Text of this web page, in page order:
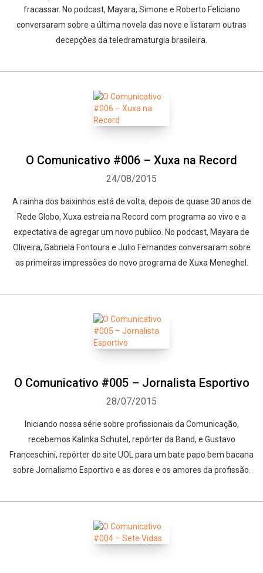
fracassar. No podcast, Mayara, Simone e Roberto Feliciano
conversaram sobre a última novela das nove e listaram outras
decepções da teledramaturgia brasileira.
O Comunicativo #006 – Xuxa na Record
24/08/2015
A rainha dos baixinhos está de volta, depois de quase 30 anos de
Rede Globo, Xuxa estreia na Record com programa ao vivo e a
expectativa de agregar um novo publico. No podcast, Mayara de
Oliveira, Gabriela Fontoura e Julio Fernandes conversaram sobre
as primeiras impressões do novo programa de Xuxa Meneghel.
O Comunicativo #005 – Jornalista Esportivo
28/07/2015
Iniciando nossa série sobre profissionais da Comunicação,
recebemos Kalinka Schutel, repórter da Band, e Gustavo
Franceschini, repórter do site UOL para um bate papo bem bacana
sobre Jornalismo Esportivo e as dores e os amores da profissão.